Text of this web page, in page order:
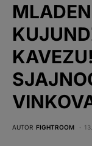
AUTOR FIGHTROOM